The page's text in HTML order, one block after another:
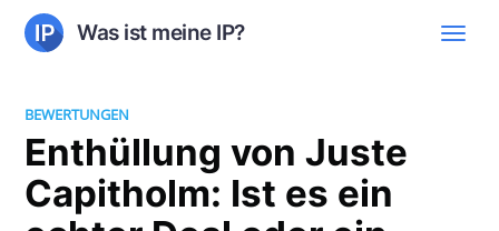
Was ist meine IP?
BEWERTUNGEN
Enthüllung von Juste
Capitholm: Ist es ein